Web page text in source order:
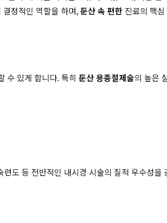
정적인 역할을 하며,둔산 속 편한 진료의 핵
수 있게 합니다. 특히 둔산 용종절제술의 높은
도 등 전반적인 내시경 시술의 질적 우수성을